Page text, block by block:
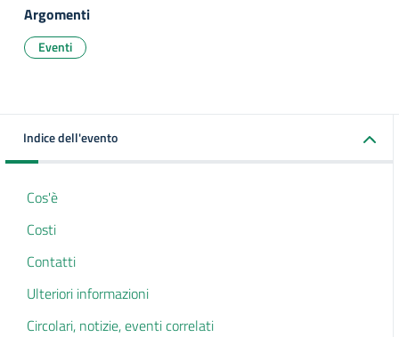
Argomenti
Eventi
Indice dell'evento
Cos'è
Costi
Contatti
Ulteriori informazioni
Circolari, notizie, eventi correlati